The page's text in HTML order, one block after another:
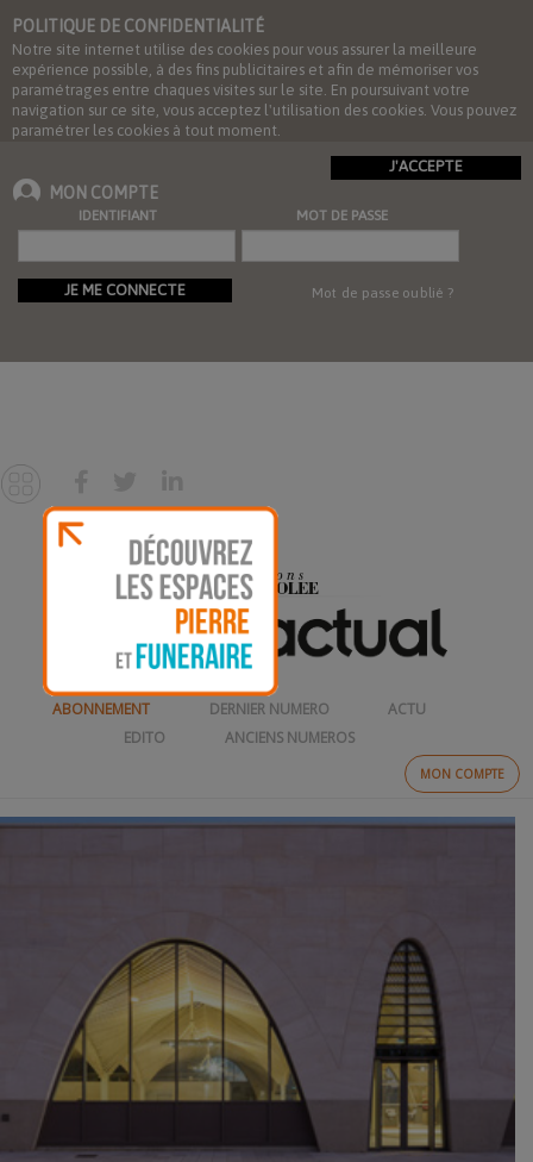
POLITIQUE DE CONFIDENTIALITÉ
Notre site internet utilise des cookies pour vous assurer la meilleure
expérience possible, à des fins publicitaires et afin de mémoriser vos
paramétrages entre chaques visites sur le site. En poursuivant votre
navigation sur ce site, vous acceptez l'utilisation des cookies. Vous pouvez
paramétrer les cookies à tout moment.
J'ACCEPTE
MON COMPTE
IDENTIFIANT MOT DE PASSE
JE ME CONNECTE Mot de passe oublié ?
MON COMPTE
ABONNEMENT DERNIER NUMERO
ACTU
EDITO
ANCIENS NUMEROS